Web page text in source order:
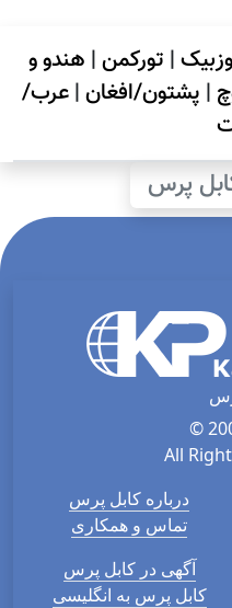
| تورکمن| هندو و
| پشتون/افغان|عرب/
پرس
©
All
درباره کابل پرس
تماس و همکاری
آگهی در کابل پرس
کابل پرس به انگلیسی